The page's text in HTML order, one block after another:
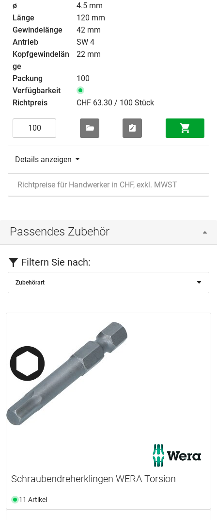
4.5 mm
120 mm
42 mm
SW 4
22 mm
100
CHF 63.30 / 100 Stück
Details anzeigen
Richtpreise für Handwerker in CHF, exkl. MWST
Passendes Zubehör
Filtern Sie nach:
Zubehörart
Schraubendreherklingen WERA Torsion
11 Artikel